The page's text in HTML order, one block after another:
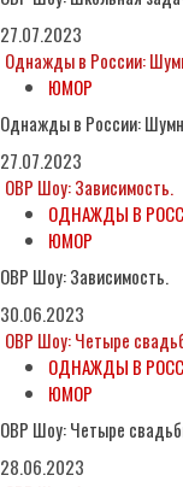
27.07.2023
Однажды в России:
ЮМОР
Однажды в России:
27.07.2023
ОВР Шоу: Зависимость.
ОДНАЖДЫ В
ЮМОР
ОВР Шоу: Зависимость.
30.06.2023
ОВР Шоу: Четыре
ОДНАЖДЫ В
ЮМОР
ОВР Шоу: Четыре
28.06.2023